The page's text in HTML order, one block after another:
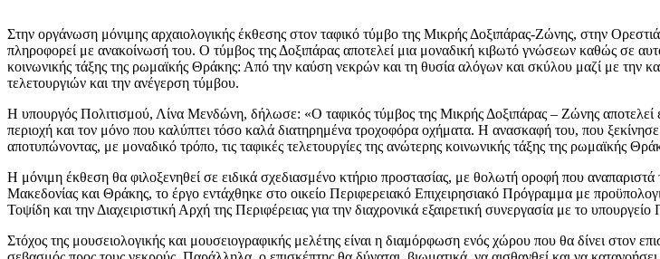
Στην οργάνωση μόνιμης αρχαιολογικής έκθεσης στον ταφικό τύμβο της Μικρής Δοξιπάρας-Ζώνης, στην
πληροφορεί με ανακοίνωσή του. Ο τύμβος της Δοξιπάρας αποτελεί μια μοναδική κιβωτό γνώσεων καθώς σε
κοινωνικής τάξης της ρωμαϊκής Θράκης: Από την καύση νεκρών και τη θυσία αλόγων και σκύλου μαζί με
τελετουργιών και την ανέγερση τύμβου.
Η υπουργός Πολιτισμού, Λίνα Μενδώνη, δήλωσε: «Ο ταφικός τύμβος της Μικρής Δοξιπάρας – Ζώνης αποτελεί
περιοχή και τον μόνο που καλύπτει τόσο καλά διατηρημένα τροχοφόρα οχήματα. Η ανασκαφή του, που
αποτυπώνοντας, με μοναδικό τρόπο, τις ταφικές τελετουργίες της ανώτερης κοινωνικής τάξης της ρωμαϊκής
Η μόνιμη έκθεση θα φιλοξενηθεί σε ειδικά σχεδιασμένο κτήριο προστασίας, με θολωτή οροφή που
Μακεδονίας και Θράκης, το έργο εντάχθηκε στο οικείο Περιφερειακό Επιχειρησιακό Πρόγραμμα με
Τοψίδη και την Διαχειριστική Αρχή της Περιφέρειας για την διαχρονικά εξαιρετική συνεργασία με το υπουργείο
Στόχος της μουσειολογικής και μουσειογραφικής μελέτης είναι η διαμόρφωση ενός χώρου που θα δίνει στον